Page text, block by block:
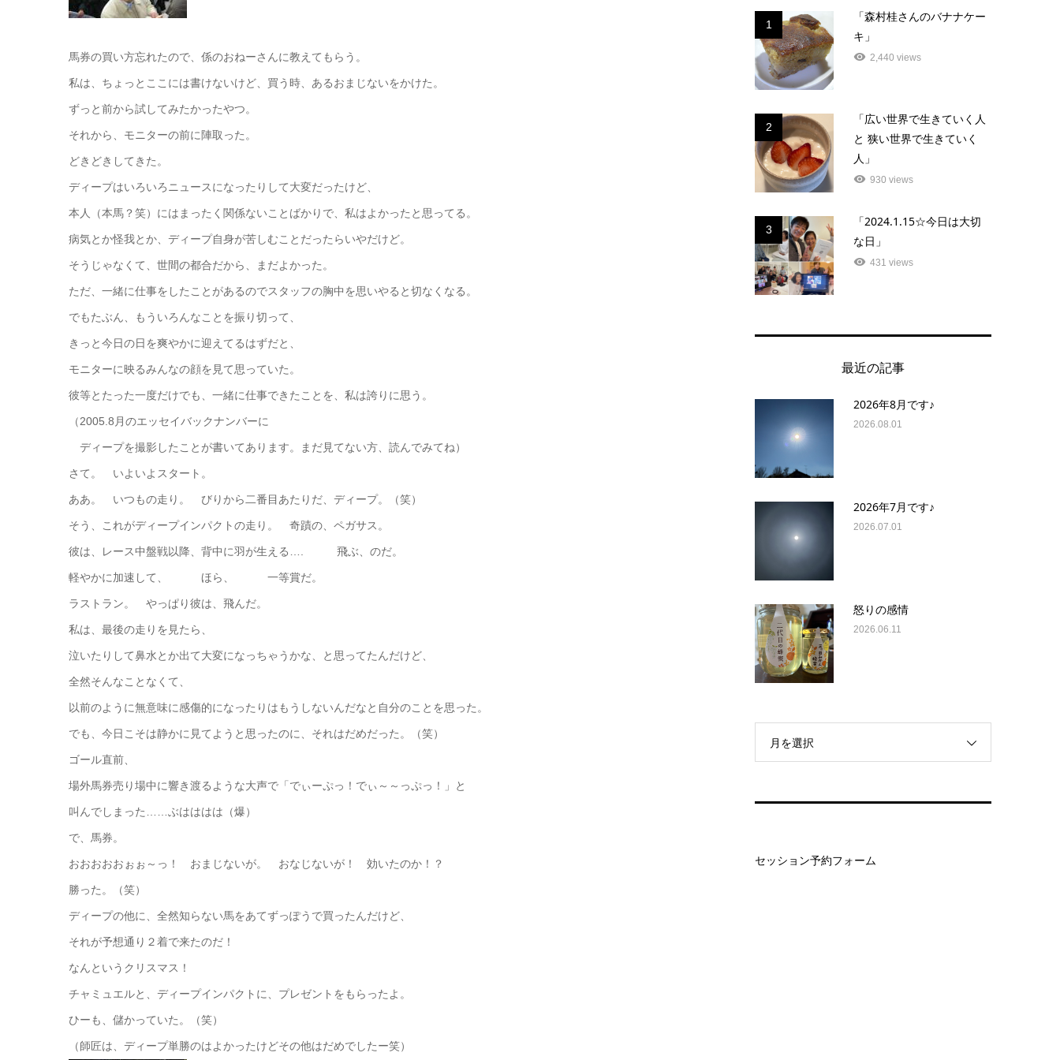
馬券の買い方忘れたので、係のおねーさんに教えてもらう。
私は、ちょっとここには書けないけど、買う時、あるおまじないをかけた。
ずっと前から試してみたかったやつ。
それから、モニターの前に陣取った。
どきどきしてきた。
ディープはいろいろニュースになったりして大変だったけど、
本人（本馬？笑）にはまったく関係ないことばかりで、私はよかったと思ってる。
病気とか怪我とか、ディープ自身が苦しむことだったらいやだけど。
そうじゃなくて、世間の都合だから、まだよかった。
ただ、一緒に仕事をしたことがあるのでスタッフの胸中を思いやると切なくなる。
でもたぶん、もういろんなことを振り切って、
きっと今日の日を爽やかに迎えてるはずだと、
モニターに映るみんなの顔を見て思っていた。
彼等とたった一度だけでも、一緒に仕事できたことを、私は誇りに思う。
（2005.8月のエッセイバックナンバーに
ディープを撮影したことが書いてあります。まだ見てない方、読んでみてね）
さて。 いよいよスタート。
ああ。 いつもの走り。 びりから二番目あたりだ、ディープ。（笑）
そう、これがディープインパクトの走り。 奇蹟の、ペガサス。
彼は、レース中盤戦以降、背中に羽が生える…. 飛ぶ、のだ。
軽やかに加速して、 ほら、 一等賞だ。
ラストラン。 やっぱり彼は、飛んだ。
私は、最後の走りを見たら、
泣いたりして鼻水とか出て大変になっちゃうかな、と思ってたんだけど、
全然そんなことなくて、
以前のように無意味に感傷的になったりはもうしないんだなと自分のことを思った。
でも、今日こそは静かに見てようと思ったのに、それはだめだった。（笑）
ゴール直前、
場外馬券売り場中に響き渡るような大声で「でぃーぷっ！でぃ～～っぷっ！」と
叫んでしまった……ぶはははは（爆）
で、馬券。
おおおおおぉぉ～っ！ おまじないが。 おなじないが！ 効いたのか！？
勝った。（笑）
ディープの他に、全然知らない馬をあてずっぽうで買ったんだけど、
それが予想通り２着で来たのだ！
なんというクリスマス！
チャミュエルと、ディープインパクトに、プレゼントをもらったよ。
ひーも、儲かっていた。（笑）
（師匠は、ディープ単勝のはよかったけどその他はだめでしたー笑）
1
「森村桂さんのバナナケー
キ」
2,440 views
2
「広い世界で生きていく人
と 狭い世界で生きていく
人」
930 views
3
「2024.1.15☆今日は大切
な日」
431 views
最近の記事
2026年8月です♪
2026.08.01
2026年7月です♪
2026.07.01
怒りの感情
2026.06.11
月を選択
セッション予約フォーム